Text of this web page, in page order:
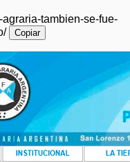
tambien-se-fue-
Copiar